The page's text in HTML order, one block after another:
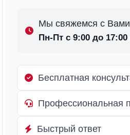
Мы свяжемся с
Пн-Пт с 9:00 до
Бесплатная
Профессиональная
Быстрый ответ